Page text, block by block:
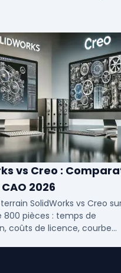
de lead generation B2B en
vs Creo :
2026
SolidWorks vs Creo
800 pièces : temps de
coûts de licence, courbe
et intégration PLM pour